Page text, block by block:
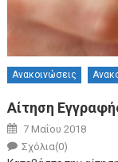
Ανακοινώσεις
Αίτηση
Posted on
7 Μαΐου 2018
Author
Σχόλια(0)